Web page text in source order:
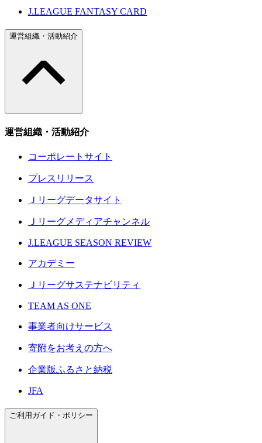
J.LEAGUE FANTASY CARD
運営組織・活動紹介
運営組織・活動紹介
コーポレートサイト
プレスリリース
Ｊリーグデータサイト
Ｊリーグメディアチャンネル
J.LEAGUE SEASON REVIEW
アカデミー
Ｊリーグサステナビリティ
TEAM AS ONE
事業者向けサービス
寄附をお考えの方へ
企業版ふるさと納税
JFA
ご利用ガイド・ポリシー